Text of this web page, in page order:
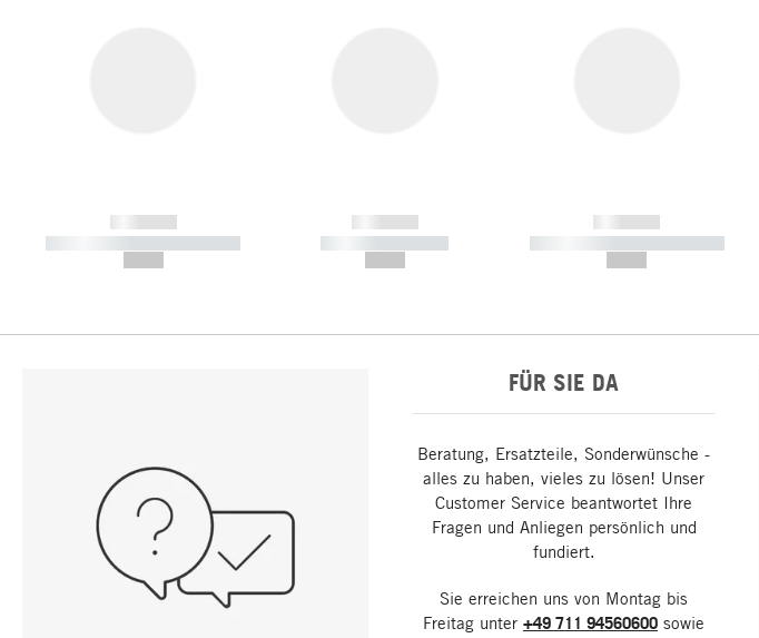
------------
----------- ----------- -----------
------------
----------- -----------
------------
----------- ----------- -----------
FÜR SIE DA
Beratung, Ersatzteile, Sonderwünsche -
alles zu haben, vieles zu lösen! Unser
Customer Service beantwortet Ihre
Fragen und Anliegen persönlich und
fundiert.
Sie erreichen uns von Montag bis
Freitag unter +49 711 94560600 sowie